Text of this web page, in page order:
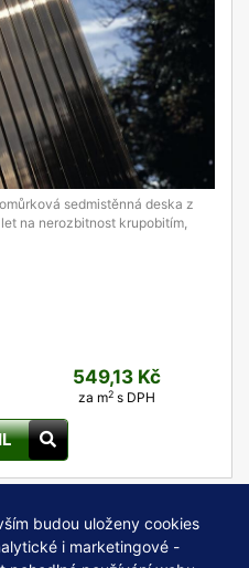
sedmistěnná deska z
na nerozbitnost krupobitím,
549,13 Kč
za m2 s DPH
COOKIES
budou uloženy cookies
i marketingové -